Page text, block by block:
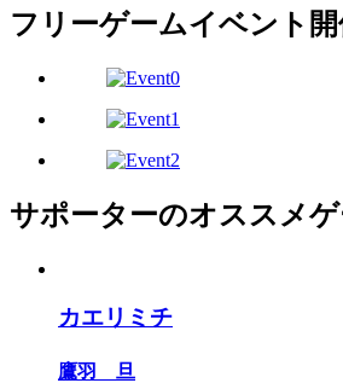
フリーゲームイベント開
サポーターのオススメ
カエリミチ
鷹羽 旦